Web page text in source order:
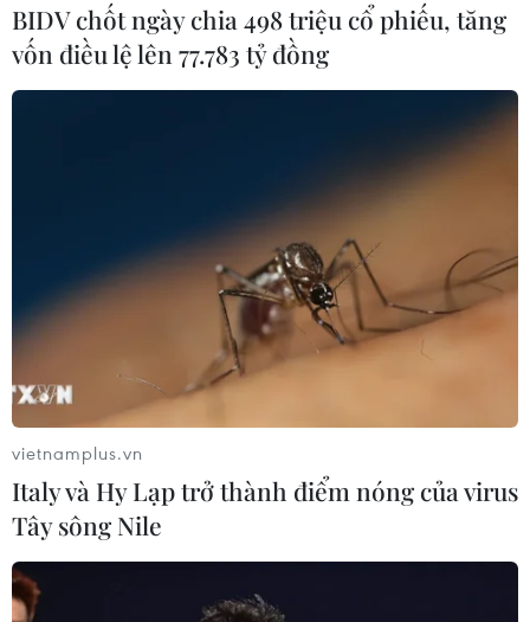
BIDV chốt ngày chia 498 triệu cổ phiếu, tăng
vốn điều lệ lên 77.783 tỷ đồng
vietnamplus.vn
Italy và Hy Lạp trở thành điểm nóng của virus
Tây sông Nile